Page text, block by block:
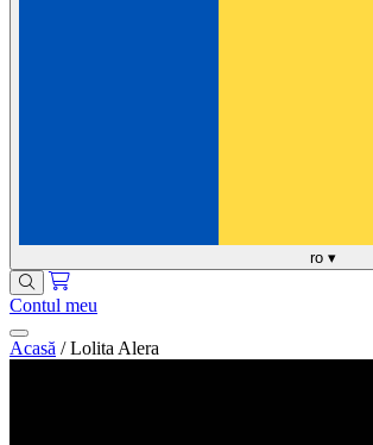
ro ▾
Contul meu
Acasă / Lolita Alera